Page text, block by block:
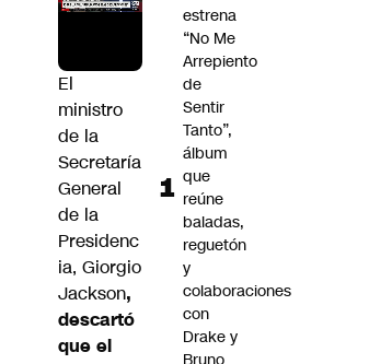
El
ministro
de la
Secretaría
General
de la
Presidenc
ia, Giorgio
Jackson,
descartó
que el
estrena
“No Me
Arrepiento
de
Sentir
Tanto”,
álbum
que
reúne
baladas,
reguetón
y
colaboraciones
con
Drake y